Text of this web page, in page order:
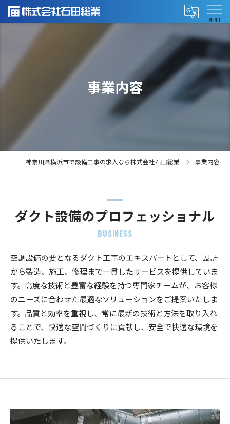
事業内容
神奈川県横浜市で設備工事の求人なら株式会社石田総業 事業内容
ダクト設備のプロフェッショナル
BUSINESS
空調設備の要となるダクト工事のエキスパートとして、設計
から製造、施工、修理まで一貫したサービスを提供していま
す。高度な技術と豊富な経験を持つ専門家チームが、お客様
のニーズに合わせた最適なソリューションをご提案いたしま
す。品質と効率を重視し、常に最新の技術と方法を取り入れ
ることで、快適な空間づくりに貢献し、安全で快適な環境を
提供いたします。